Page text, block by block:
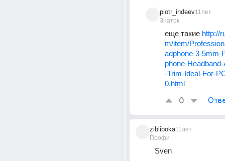
piotr_indeev
Знаток
11лет
еще такие http://
m/item/
adphone-3-5mm-
phone-
-Trim-Ideal-For-
0.html
0
zibliboka
Профи
11лет
Sven